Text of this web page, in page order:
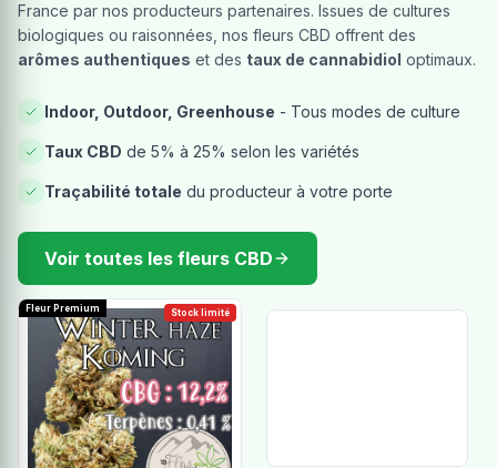
France par nos producteurs partenaires. Issues de cultures
biologiques ou raisonnées, nos fleurs CBD offrent des
arômes authentiques et des taux de cannabidiol optimaux.
Indoor, Outdoor, Greenhouse - Tous modes de culture
Taux CBD de 5% à 25% selon les variétés
Traçabilité totale du producteur à votre porte
Voir toutes les fleurs CBD
Stock limité
Fleur Premium